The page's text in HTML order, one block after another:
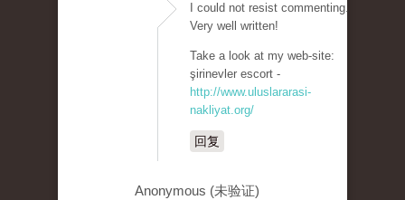
I could not resist commenting.
Very well written!
Take a look at my web-site:
şirinevler escort -
http://www.uluslararasi-
nakliyat.org/
回复
Anonymous (未验证)